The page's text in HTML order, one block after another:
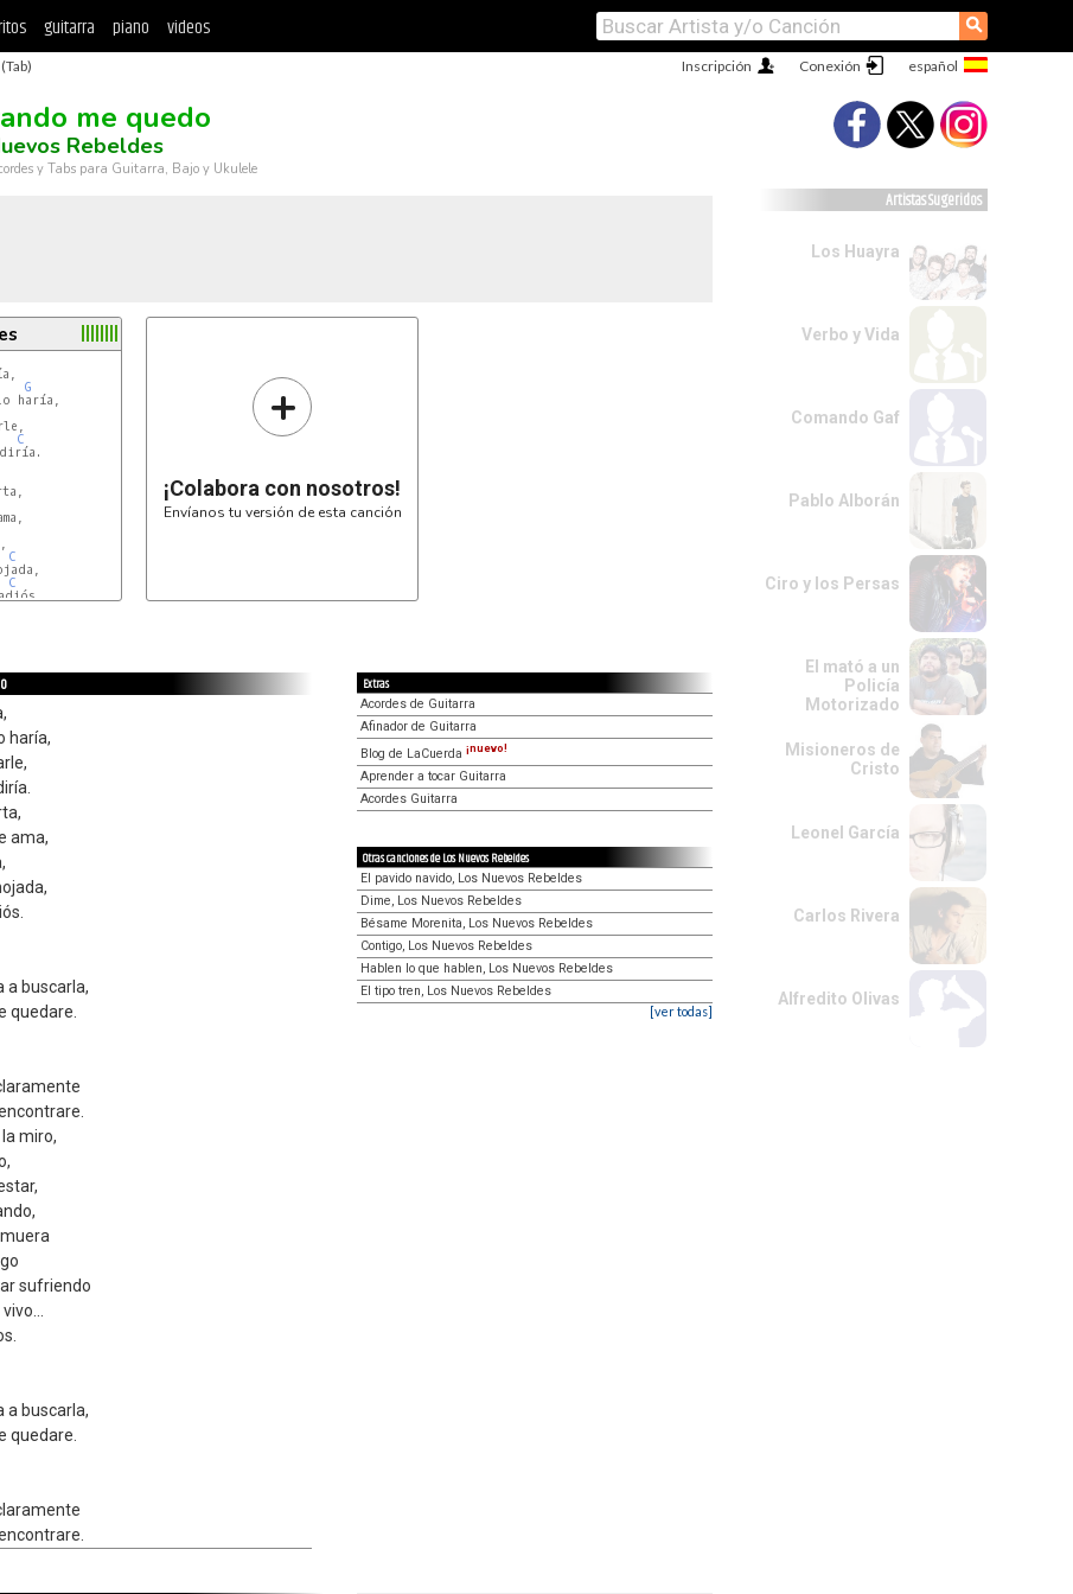
guitarra piano videos ⚲
Conexión
Inscripción
me quedo
Rebeldes
y Tabs para Guitarra, Bajo y Ukulele
G
haría,
C
C
C
+
¡Colabora con nosotros!
Envíanos tu versión de esta canción
haría,
ama,
a buscarla,
quedare.
miro,
sufriendo
a buscarla,
quedare.
Extras
Acordes de Guitarra
Afinador de Guitarra
Blog de LaCuerda ¡nuevo!
Aprender a tocar Guitarra
Acordes Guitarra
Otras canciones de Los Nuevos Rebeldes
El pavido navido, Los Nuevos Rebeldes
Dime, Los Nuevos Rebeldes
Bésame Morenita, Los Nuevos Rebeldes
Contigo, Los Nuevos Rebeldes
Hablen lo que hablen, Los Nuevos Rebeldes
El tipo tren, Los Nuevos Rebeldes
[ver todas]
Artistas Sugeridos
Los Huayra
Verbo y Vida
Comando Gaf
Pablo Alborán
Ciro y los Persas
El mató a un
Policía
Motorizado
Misioneros de
Cristo
Leonel García
Carlos Rivera
Alfredito Olivas